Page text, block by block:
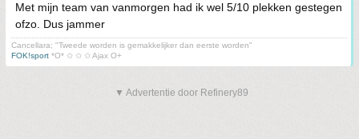
Met mijn team van vanmorgen had ik wel 5/10 plekken gestegen
ofzo. Dus jammer
Cancellara; "Tweede worden is gemakkelijker dan eerste worden"
FOK!sport *O* ✩ ✩ ✩ Ajax O+
▼ Advertentie door Refinery89